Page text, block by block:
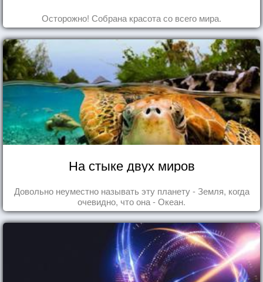
Осторожно! Собрана красота со всего мира.
На стыке двух миров
Довольно неуместно называть эту планету - Земля, когда
очевидно, что она - Океан.